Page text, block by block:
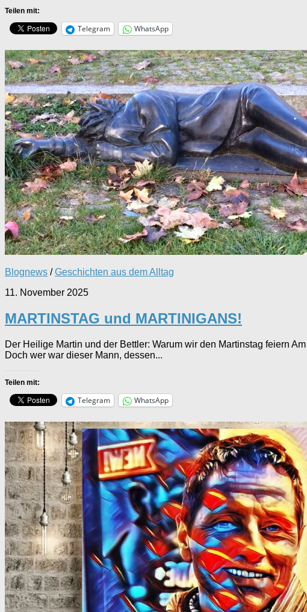
Teilen mit:
Telegram WhatsApp
Blognews /Geschichten aus dem Alltag
11. November 2025
MARTINSTAG und MARTINIGANS!
Der Heilige Martin und der Bettler: Warum wir den Martinstag feiern
Doch wer war dieser Mann, dessen...
Teilen mit:
Telegram WhatsApp